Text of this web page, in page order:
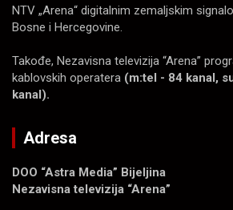
NTV „Arena“ digitalnim zemaljskim
Bosne i Hercegovine.
Takođe, Nezavisna televizija “Arena”
kablovskih operatera (m:tel - 84 kanal,
kanal).
Adresa
DOO “Astra Media” Bijeljina
Nezavisna televizija “Arena”